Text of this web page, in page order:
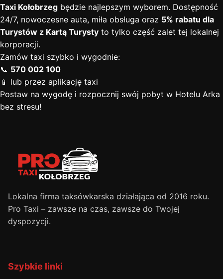
Taxi Kołobrzeg będzie najlepszym wyborem. Dostępność
24/7, nowoczesne auta, miła obsługa oraz 5% rabatu dla
Turystów z Kartą Turysty to tylko część zalet tej lokalnej
korporacji.
Zamów taxi szybko i wygodnie:
📞 570 002 100
📱 lub przez aplikację taxi
Postaw na wygodę i rozpocznij swój pobyt w Hotelu Arka
bez stresu!
Lokalna firma taksówkarska działająca od 2016 roku.
Pro Taxi – zawsze na czas, zawsze do Twojej
dyspozycji.
Szybkie linki